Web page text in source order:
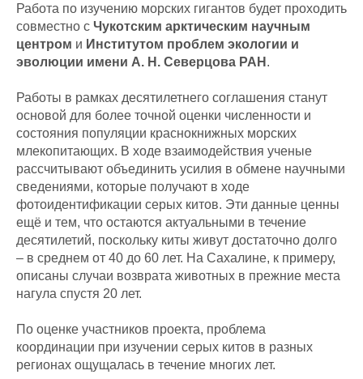
Работа по изучению морских гигантов будет проходить
совместно с Чукотским арктическим научным
центром и Институтом проблем экологии и
эволюции имени А. Н. Северцова РАН .
Работы в рамках десятилетнего соглашения станут
основой для более точной оценки численности и
состояния популяции краснокнижных морских
млекопитающих. В ходе взаимодействия ученые
рассчитывают объединить усилия в обмене научными
сведениями, которые получают в ходе
фотоидентификации серых китов. Эти данные ценны
ещё и тем, что остаются актуальными в течение
десятилетий, поскольку киты живут достаточно долго
– в среднем от 40 до 60 лет. На Сахалине, к примеру,
описаны случаи возврата животных в прежние места
нагула спустя 20 лет.
По оценке участников проекта, проблема
координации при изучении серых китов в разных
регионах ощущалась в течение многих лет.